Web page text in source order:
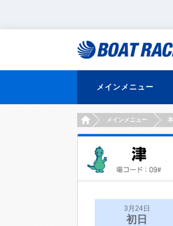
メインメニュー
HOMEメインメニュー
3月24日
初日